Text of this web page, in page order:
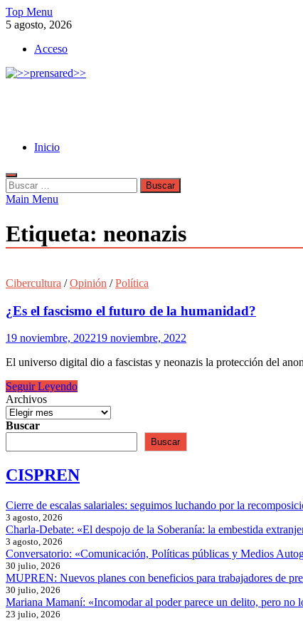
Skip
to
Top Menu
5 agosto, 2026
Acceso
Inicio
Buscar:
Main Menu
Etiqueta: neonazis
Cibercultura /Opinión /Política
¿Es el fascismo el futuro de la humanidad?
19 noviembre, 202219 noviembre, 2022
El universo digital dio a fascistas y neonazis la protección del
¿Es
el
fascismo
el
futuro
de
humanidad?
Seguir Leyendo
Archivos
Buscar
Buscar
CISPREN
Cierre de escalas salariales: seguimos luchando por la
3 agosto, 2026
Charla-Debate: «El despojo de la Soberanía: la embestida
3 agosto, 2026
Conversatorio: «Comunicación, Políticas públicas y Medios
30 julio, 2026
MUPREN: Nuevos planes con beneficios para trabajadores de
30 julio, 2026
Mariana Mamaní: «Incomodar al poder parece un delito, pero no
23 julio, 2026